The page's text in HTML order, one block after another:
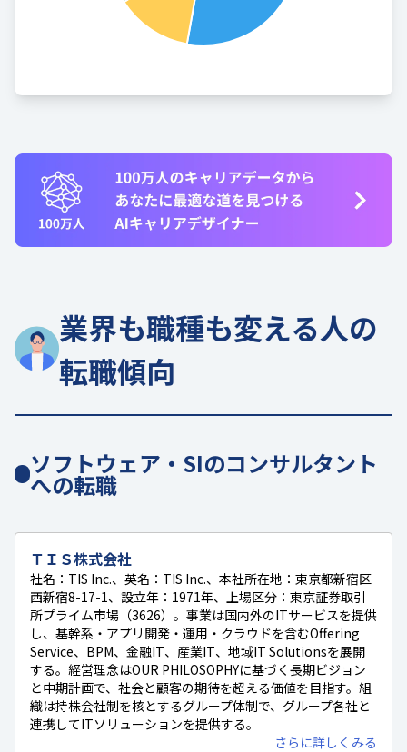
業界も職種も変える人の
転職傾向
ソフトウェア・SIのコンサルタント
への転職
ＴＩＳ株式会社
社名：TIS Inc.、英名：TIS Inc.、本社所在地：東京都新宿区
西新宿8-17-1、設立年：1971年、上場区分：東京証券取引
所プライム市場（3626）。事業は国内外のITサービスを提供
し、基幹系・アプリ開発・運用・クラウドを含むOffering
Service、BPM、金融IT、産業IT、地域IT Solutionsを展開
する。経営理念はOUR PHILOSOPHYに基づく長期ビジョン
と中期計画で、社会と顧客の期待を超える価値を目指す。組
織は持株会社制を核とするグループ体制で、グループ各社と
連携してITソリューションを提供する。
さらに詳しくみる